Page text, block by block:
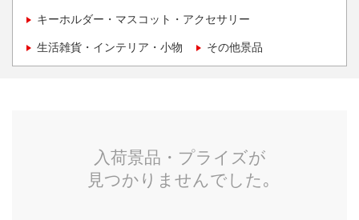
キーホルダー・マスコット・アクセサリー
生活雑貨・インテリア・小物 その他景品